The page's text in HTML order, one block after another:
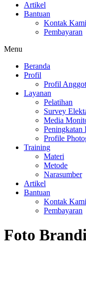
Artikel
Bantuan
Kontak Kami
Pembayaran
Menu
Beranda
Profil
Profil
Layanan
Pelatihan
Survey
Media
Peningkatan
Profile
Training
Materi
Metode
Narasumber
Artikel
Bantuan
Kontak Kami
Pembayaran
Foto